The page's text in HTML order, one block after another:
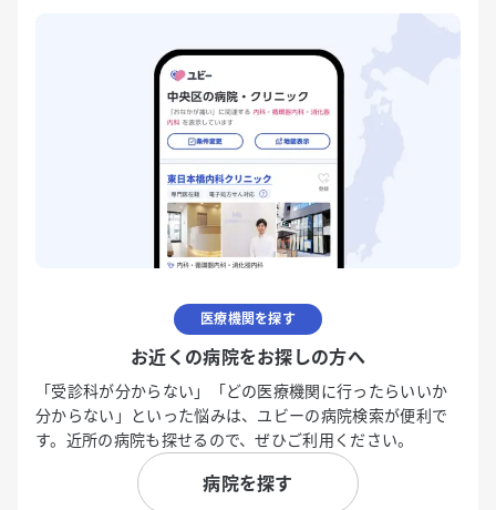
医療機関を探す
お近くの病院をお探しの方へ
「受診科が分からない」「どの医療機関に行ったらいいか
分からない」といった悩みは、ユビーの病院検索が便利で
す。近所の病院も探せるので、ぜひご利用ください。
病院を探す